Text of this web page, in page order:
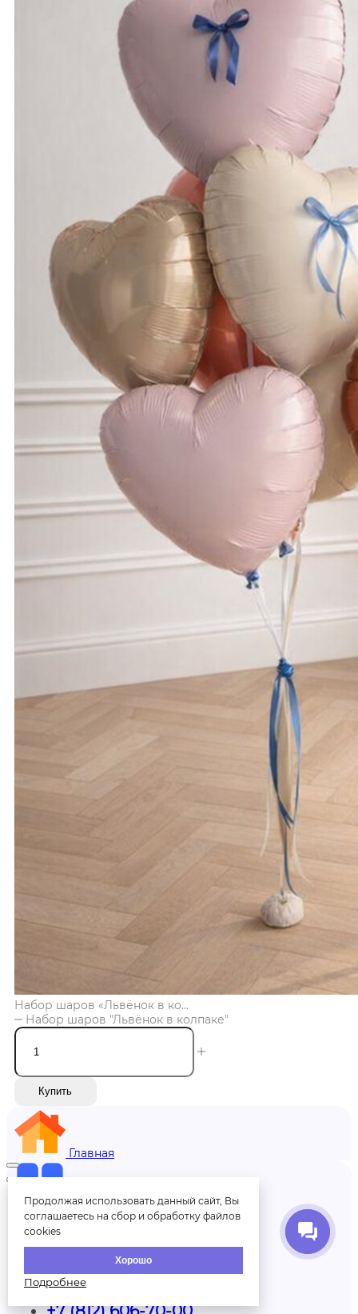
Набор шаров «Львёнок в ко...
Набор шаров "Львёнок в колпаке"
Купить
Главная
Меню
Продолжая использовать данный сайт, Вы
соглашаетесь на сбор и обработку файлов
cookies
Хорошо
Подробнее